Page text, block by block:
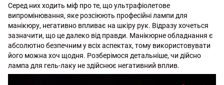
Серед них ходить міф про те, що ультрафіолетове
випромінювання, яке розсіюють професійні лампи для
манікюру, негативно впливає на шкіру рук. Відразу хочеться
зазначити, що це далеко від правди. Манікюрне обладнання є
абсолютно безпечним у всіх аспектах, тому використовувати
його можна хоч щодня. Розберімося детальніше, чи дійсно
лампа для гель-лаку не здійснює негативний вплив.